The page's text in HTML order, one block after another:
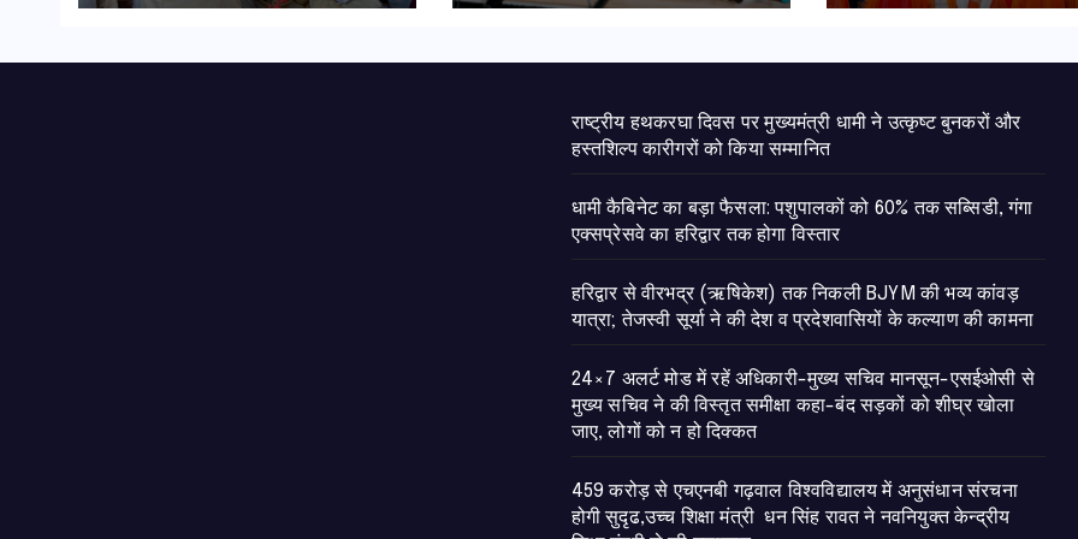
कल्याण की कामना
राष्ट्रीय हथकरघा दिवस पर मुख्यमंत्री धामी ने उत्कृष्ट बुनकरों और
हस्तशिल्प कारीगरों को किया सम्मानित
​धामी कैबिनेट का बड़ा फैसला: पशुपालकों को 60% तक सब्सिडी, गंगा
एक्सप्रेसवे का हरिद्वार तक होगा विस्तार
​हरिद्वार से वीरभद्र (ऋषिकेश) तक निकली BJYM की भव्य कांवड़
यात्रा; तेजस्वी सूर्या ने की देश व प्रदेशवासियों के कल्याण की कामना
24×7 अलर्ट मोड में रहें अधिकारी-मुख्य सचिव मानसून-एसईओसी से
मुख्य सचिव ने की विस्तृत समीक्षा कहा-बंद सड़कों को शीघ्र खोला
जाए, लोगों को न हो दिक्कत
459 करोड़ से एचएनबी गढ़वाल विश्वविद्यालय में अनुसंधान संरचना
होगी सुदृढ,उच्च शिक्षा मंत्री धन सिंह रावत ने नवनियुक्त केन्द्रीय